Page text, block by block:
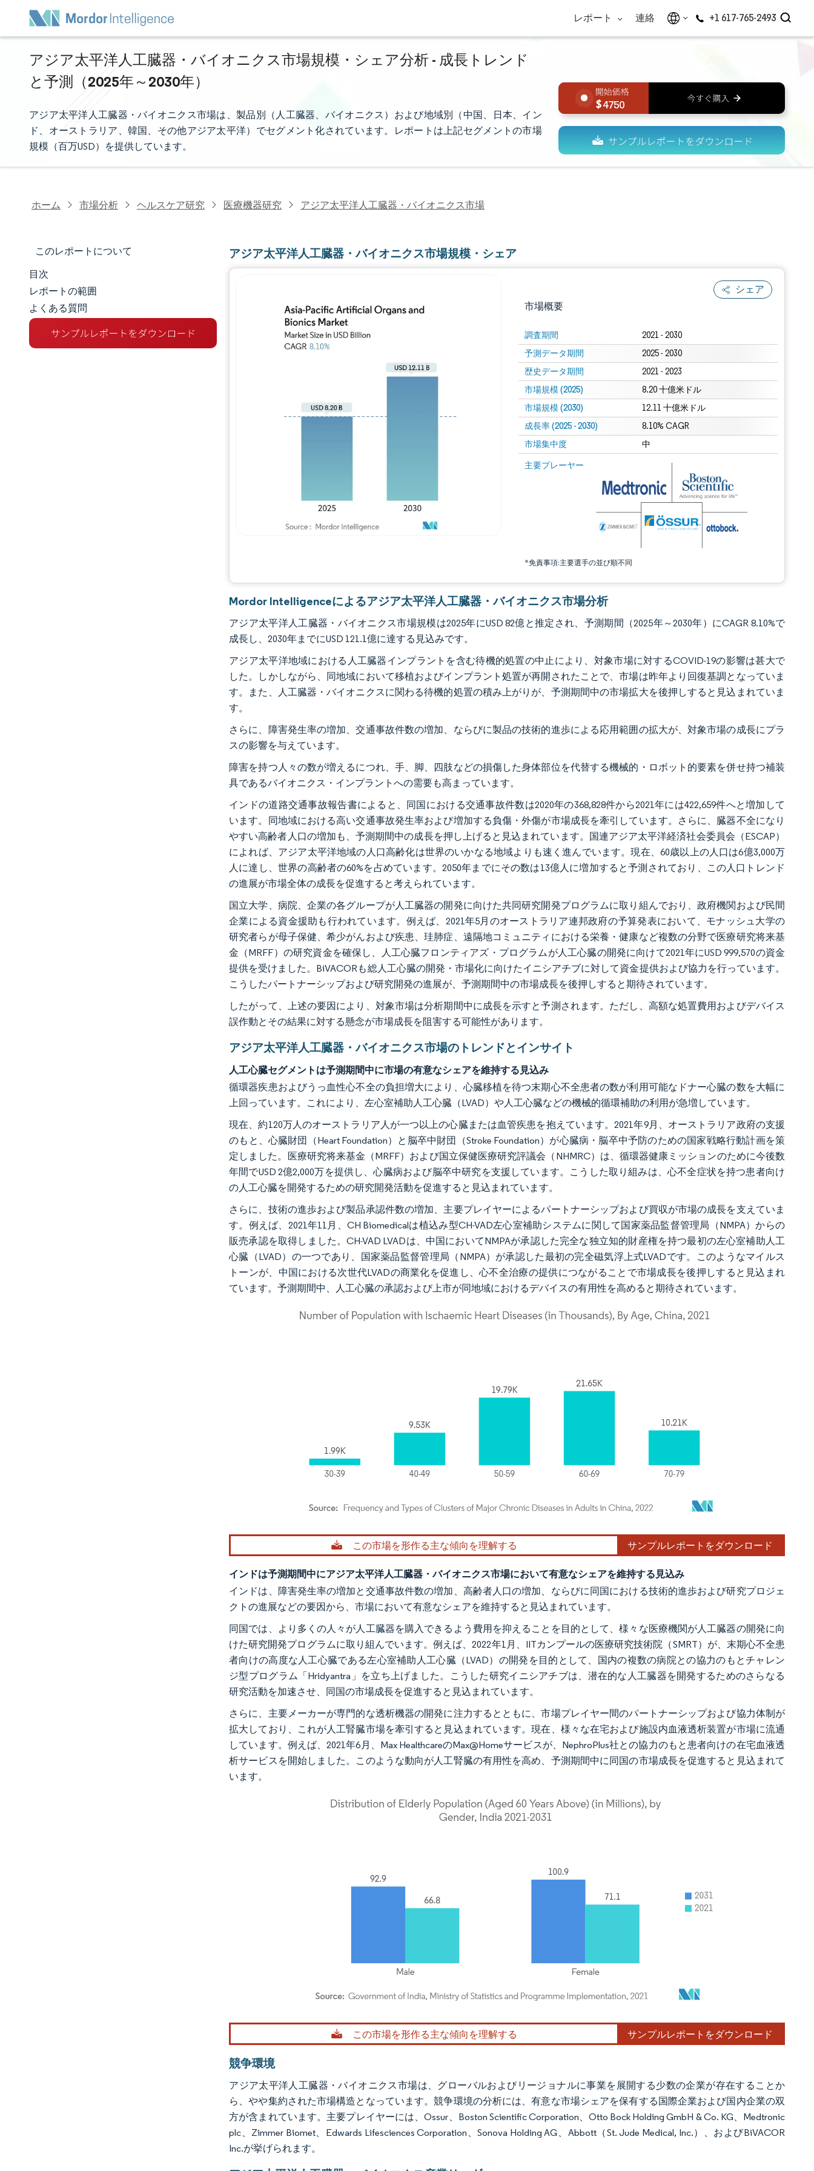
レポート 連絡 +1 617-765-2493
アジア太平洋人工臓器・バイオニクス市場規模・シェア分析 - 成長トレンド
と予測（2025年～2030年）
アジア太平洋人工臓器・バイオニクス市場は、製品別（人工臓器、バイオニクス）および地域別（中国、日本、イン
ド、オーストラリア、韓国、その他アジア太平洋）でセグメント化されています。レポートは上記セグメントの市場
規模（百万USD）を提供しています。
4750
ホーム 市場分析 ヘルスケア研究 医療機器研究 アジア太平洋人工臓器・バイオニクス市場
このレポートについて
市場規模とシェア
市場分析
トレンドとインサイト
目次
レポートの範囲
よくある質問
アジア太平洋人工臓器・バイオニクス市場規模・シェア
シェア
市場概要
調査期間 2021 - 2030
予測データ期間 2025 - 2030
歴史データ期間 2021 - 2023
市場規模 (2025) 8.20 十億米ドル
市場規模 (2030) 12.11 十億米ドル
成長率 (2025 - 2030) 8.10% CAGR
市場集中度 中
主要プレーヤー
*免責事項:主要選手の並び順不同
画像 © Mordor Intelligence。再利用にはCC BY 4.0の表示が必要です。
画像 © Mordor Intelligence。再利用にはCC BY 4.0の表示が必要です。
Mordor Intelligenceによるアジア太平洋人工臓器・バイオニクス市場分析
アジア太平洋人工臓器・バイオニクス市場規模は2025年にUSD 82億と推定され、予測期間（2025年～2030年）にCAGR 8.10%で
成長し、2030年までにUSD 121.1億に達する見込みです。
アジア太平洋地域における人工臓器インプラントを含む待機的処置の中止により、対象市場に対するCOVID-19の影響は甚大で
した。しかしながら、同地域において移植およびインプラント処置が再開されたことで、市場は昨年より回復基調となっていま
す。また、人工臓器・バイオニクスに関わる待機的処置の積み上がりが、予測期間中の市場拡大を後押しすると見込まれていま
す。
さらに、障害発生率の増加、交通事故件数の増加、ならびに製品の技術的進歩による応用範囲の拡大が、対象市場の成長にプラ
スの影響を与えています。
障害を持つ人々の数が増えるにつれ、手、脚、四肢などの損傷した身体部位を代替する機械的・ロボット的要素を併せ持つ補装
具であるバイオニクス・インプラントへの需要も高まっています。
インドの道路交通事故報告書によると、同国における交通事故件数は2020年の368,828件から2021年には422,659件へと増加して
います。同地域における高い交通事故発生率および増加する負傷・外傷が市場成長を牽引しています。さらに、臓器不全になり
やすい高齢者人口の増加も、予測期間中の成長を押し上げると見込まれています。国連アジア太平洋経済社会委員会（ESCAP）
によれば、アジア太平洋地域の人口高齢化は世界のいかなる地域よりも速く進んでいます。現在、60歳以上の人口は6億3,000万
人に達し、世界の高齢者の60%を占めています。2050年までにその数は13億人に増加すると予測されており、この人口トレンド
の進展が市場全体の成長を促進すると考えられています。
国立大学、病院、企業の各グループが人工臓器の開発に向けた共同研究開発プログラムに取り組んでおり、政府機関および民間
企業による資金援助も行われています。例えば、2021年5月のオーストラリア連邦政府の予算発表において、モナッシュ大学の
研究者らが母子保健、希少がんおよび疾患、珪肺症、遠隔地コミュニティにおける栄養・健康など複数の分野で医療研究将来基
金（MRFF）の研究資金を確保し、人工心臓フロンティアズ・プログラムが人工心臓の開発に向けて2021年にUSD 999,570の資金
提供を受けました。BiVACORも総人工心臓の開発・市場化に向けたイニシアチブに対して資金提供および協力を行っています。
こうしたパートナーシップおよび研究開発の進展が、予測期間中の市場成長を後押しすると期待されています。
したがって、上述の要因により、対象市場は分析期間中に成長を示すと予測されます。ただし、高額な処置費用およびデバイス
誤作動とその結果に対する懸念が市場成長を阻害する可能性があります。
アジア太平洋人工臓器・バイオニクス市場のトレンドとインサイト
人工心臓セグメントは予測期間中に市場の有意なシェアを維持する見込み
循環器疾患およびうっ血性心不全の負担増大により、心臓移植を待つ末期心不全患者の数が利用可能なドナー心臓の数を大幅に
上回っています。これにより、左心室補助人工心臓（LVAD）や人工心臓などの機械的循環補助の利用が急増しています。
現在、約120万人のオーストラリア人が一つ以上の心臓または血管疾患を抱えています。2021年9月、オーストラリア政府の支援
のもと、心臓財団（Heart Foundation）と脳卒中財団（Stroke Foundation）が心臓病・脳卒中予防のための国家戦略行動計画を策
定しました。医療研究将来基金（MRFF）および国立保健医療研究評議会（NHMRC）は、循環器健康ミッションのために今後数
年間でUSD 2億2,000万を提供し、心臓病および脳卒中研究を支援しています。こうした取り組みは、心不全症状を持つ患者向け
の人工心臓を開発するための研究開発活動を促進すると見込まれています。
さらに、技術の進歩および製品承認件数の増加、主要プレイヤーによるパートナーシップおよび買収が市場の成長を支えていま
す。例えば、2021年11月、CH Biomedicalは植込み型CH-VAD左心室補助システムに関して国家薬品監督管理局（NMPA）からの
販売承認を取得しました。CH-VAD LVADは、中国においてNMPAが承認した完全な独立知的財産権を持つ最初の左心室補助人工
心臓（LVAD）の一つであり、国家薬品監督管理局（NMPA）が承認した最初の完全磁気浮上式LVADです。このようなマイルス
トーンが、中国における次世代LVADの商業化を促進し、心不全治療の提供につながることで市場成長を後押しすると見込まれ
ています。予測期間中、人工心臓の承認および上市が同地域におけるデバイスの有用性を高めると期待されています。
画像 © Mordor Intelligence。再利用にはCC BY 4.0の表示が必要です。
この市場を形作る主な傾向を理解する サンプルレポートをダウンロード
インドは予測期間中にアジア太平洋人工臓器・バイオニクス市場において有意なシェアを維持する見込み
インドは、障害発生率の増加と交通事故件数の増加、高齢者人口の増加、ならびに同国における技術的進歩および研究プロジェ
クトの進展などの要因から、市場において有意なシェアを維持すると見込まれています。
同国では、より多くの人々が人工臓器を購入できるよう費用を抑えることを目的として、様々な医療機関が人工臓器の開発に向
けた研究開発プログラムに取り組んでいます。例えば、2022年1月、IITカンプールの医療研究技術院（SMRT）が、末期心不全患
者向けの高度な人工心臓である左心室補助人工心臓（LVAD）の開発を目的として、国内の複数の病院との協力のもとチャレン
ジ型プログラム「Hridyantra」を立ち上げました。こうした研究イニシアチブは、潜在的な人工臓器を開発するためのさらなる
研究活動を加速させ、同国の市場成長を促進すると見込まれています。
さらに、主要メーカーが専門的な透析機器の開発に注力するとともに、市場プレイヤー間のパートナーシップおよび協力体制が
拡大しており、これが人工腎臓市場を牽引すると見込まれています。現在、様々な在宅および施設内血液透析装置が市場に流通
しています。例えば、2021年6月、Max HealthcareのMax@Homeサービスが、NephroPlus社との協力のもと患者向けの在宅血液透
析サービスを開始しました。このような動向が人工腎臓の有用性を高め、予測期間中に同国の市場成長を促進すると見込まれて
います。
画像 © Mordor Intelligence。再利用にはCC BY 4.0の表示が必要です。
この市場を形作る主な傾向を理解する サンプルレポートをダウンロード
競争環境
アジア太平洋人工臓器・バイオニクス市場は、グローバルおよびリージョナルに事業を展開する少数の企業が存在することか
ら、やや集約された市場構造となっています。競争環境の分析には、有意な市場シェアを保有する国際企業および国内企業の双
方が含まれています。主要プレイヤーには、Ossur、Boston Scientific Corporation、Otto Bock Holding GmbH & Co. KG、Medtronic
plc、Zimmer Biomet、Edwards Lifesciences Corporation、Sonova Holding AG、Abbott（St. Jude Medical, Inc.）、およびBiVACOR
Inc.が挙げられます。